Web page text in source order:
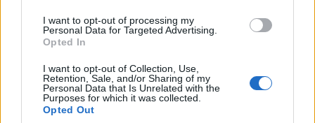
I want to opt-out of processing my
Personal Data for Targeted Advertising.
Opted In
I want to opt-out of Collection, Use,
Retention, Sale, and/or Sharing of my
Personal Data that Is Unrelated with the
Purposes for which it was collected.
Opted Out
Ebbene, per farla breve,
confronti della Svizzera, il cui sistema
giudiziario, essendo una federazione di Cantoni, è
particolarmente decentrato, si vorrebbe che i